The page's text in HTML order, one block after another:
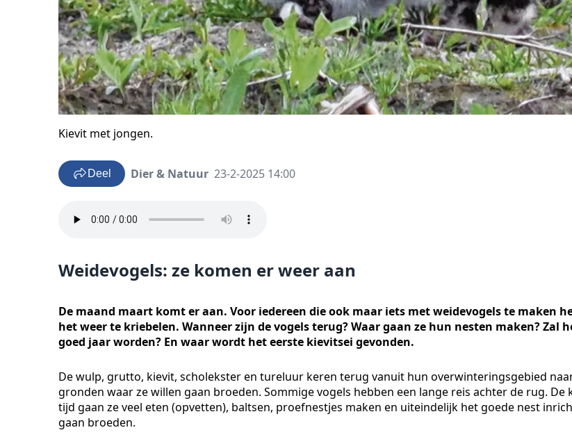
Kievit met jongen.
Deel Dier & Natuur 23-2-2025 14:00
Weidevogels: ze komen er weer aan
De maand maart komt er aan. Voor iedereen die ook maar iets met weidevogels te maken
het weer te kriebelen. Wanneer zijn de vogels terug? Waar gaan ze hun nesten maken? Zal
goed jaar worden? En waar wordt het eerste kievitsei gevonden.
De wulp, grutto, kievit, scholekster en tureluur keren terug vanuit hun overwinteringsgebied
gronden waar ze willen gaan broeden. Sommige vogels hebben een lange reis achter de rug. De
tijd gaan ze veel eten (opvetten), baltsen, proefnestjes maken en uiteindelijk het goede nest
gaan broeden.